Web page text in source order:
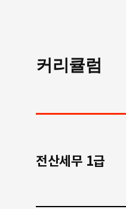
커리큘럼
전산세무 1급